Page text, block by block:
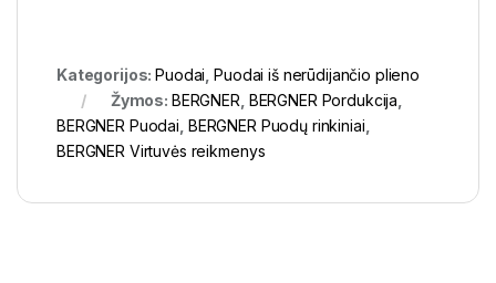
Kategorijos:Puodai,Puodai iš nerūdijančio plieno
Žymos: BERGNER, BERGNER Pordukcija,
BERGNER Puodai, BERGNER Puodų rinkiniai,
BERGNER Virtuvės reikmenys